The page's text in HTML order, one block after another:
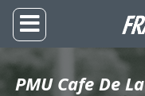
PMU Cafe De